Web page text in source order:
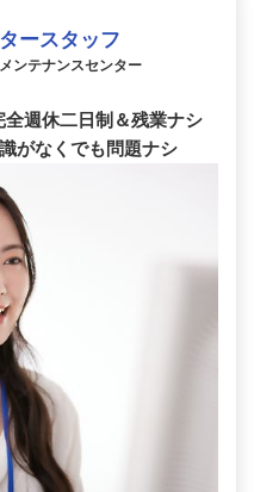
ースタッフ
ンテナンスセンター
週休二日制＆残業ナシ
がなくでも問題ナシ